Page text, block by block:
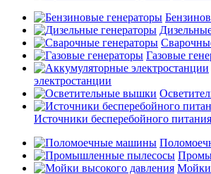
Газовые
электростанции
Источники бесперебойного
Мойки